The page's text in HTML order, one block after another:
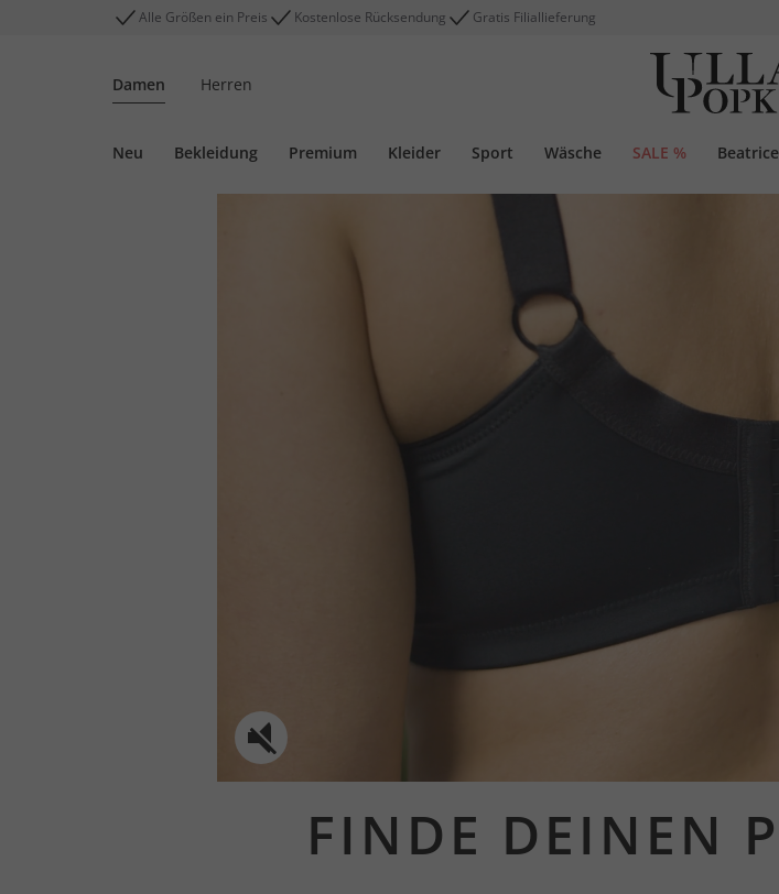
Alle Größen ein Preis Kostenlose Rücksendung Gratis Filiallieferung
Damen Herren
Neu Bekleidung Premium Kleider Sport Wäsche SALE %
FINDE DEINEN